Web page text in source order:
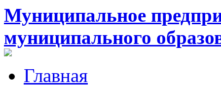
Муниципальное
муниципального
Главная